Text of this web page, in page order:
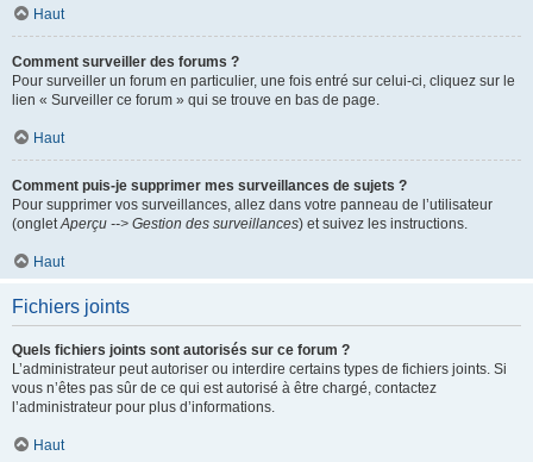
Haut
Comment surveiller des forums ?
Pour surveiller un forum en particulier, une fois entré sur celui-ci, cliquez sur le
lien « Surveiller ce forum » qui se trouve en bas de page.
Haut
Comment puis-je supprimer mes surveillances de sujets ?
Pour supprimer vos surveillances, allez dans votre panneau de l’utilisateur
(ongletAperçu --> Gestion des surveillances) et suivez les instructions.
Haut
Fichiers joints
Quels fichiers joints sont autorisés sur ce forum ?
L’administrateur peut autoriser ou interdire certains types de fichiers joints. Si
vous n’êtes pas sûr de ce qui est autorisé à être chargé, contactez
l’administrateur pour plus d’informations.
Haut